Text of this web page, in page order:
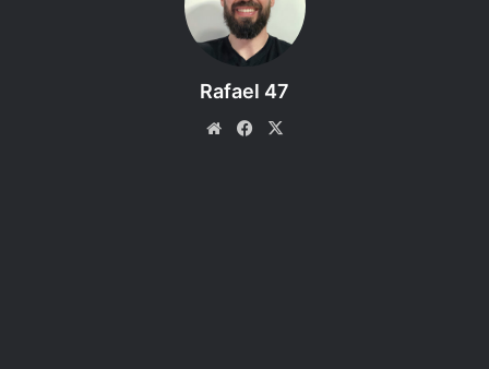
podcast produzido pelo RPG Next que faz a leitura e
discute as regras dos livros do Sistema de RPG D&D 5e.
Neste episódio o assunto é: Dragão Azul (Blue Dragon),
com ideia de aventura! Coloque seu fone de ouvido e
Rafael 47
WebsiteFacebook